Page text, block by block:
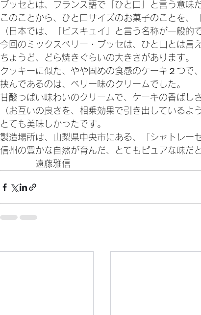
ブッセとは、フランス語で「ひと口」と言う意味
このことから、ひと口サイズのお菓子のことを、
（日本では、「ビスキュイ」と言う名称が一般的
今回のミックスベリー・ブッセは、ひと口とは言
ちょうど、どら焼きぐらいの大きさがあります。
クッキーに似た、やや固めの食感のケーキ２つで
挟んであるのは、ベリー味のクリームでした。
甘酸っぱい味わいのクリームで、ケーキの香ばし
（お互いの良さを、相乗効果で引き出しているよ
とても美味しかったです。
製造場所は、山梨県中央市にある、「シャトレー
信州の豊かな自然が育んだ、とてもピュアな味だ
遠藤雅信